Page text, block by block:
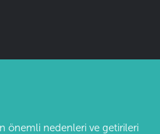
önemli nedenleri ve getirileri